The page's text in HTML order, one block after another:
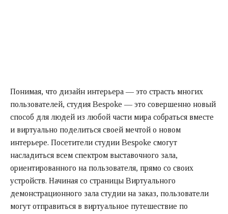
Понимая, что дизайн интерьера — это страсть многих
пользователей, студия Bespoke — это совершенно новый
способ для людей из любой части мира собраться вместе
и виртуально поделиться своей мечтой о новом
интерьере. Посетители студии Bespoke смогут
насладиться всем спектром выставочного зала,
ориентированного на пользователя, прямо со своих
устройств. Начиная со страницы Виртуального
демонстрационного зала студии на заказ, пользователи
могут отправиться в виртуальное путешествие по